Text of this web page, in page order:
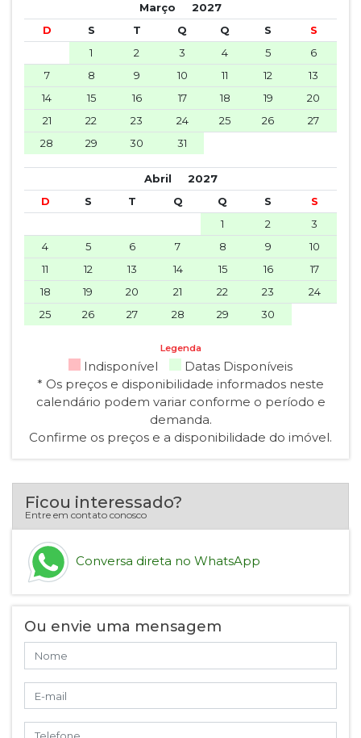
Março 2027
D
S T Q Q S
S
1
2 3 4 5
6
7
8 9 10 11 12
13
14
15 16 17 18 19
20
21
22 23 24 25 26
27
28
29 30 31
Abril 2027
D
S T Q Q S
S
1
2
3
4
5 6 7 8 9
10
11
12 13 14 15 16
17
18
19 20 21 22 23
24
25
26 27 28 29 30
Legenda
Indisponível
Datas Disponíveis
* Os preços e disponibilidade informados neste
calendário podem variar conforme o período e
demanda.
Confirme os preços e a disponibilidade do imóvel.
Ficou interessado?
Entre em contato conosco
Conversa direta no WhatsApp
Ou envie uma mensagem